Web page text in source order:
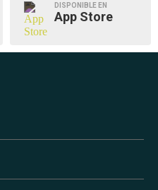
DISPONIBLE EN
App Store